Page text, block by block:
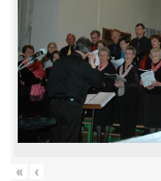
« ‹